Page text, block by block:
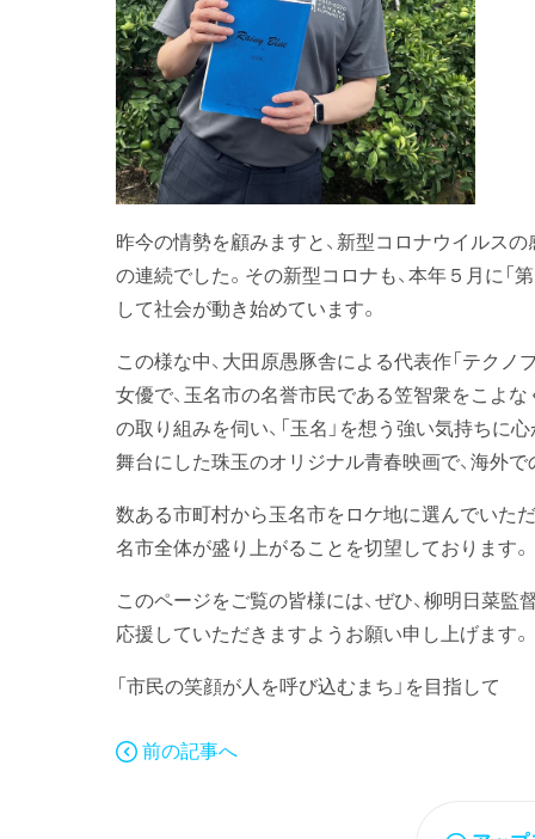
昨今の情勢を顧みますと、新型コロナウイルス
の連続でした。その新型コロナも、本年５月に「
して社会が動き始めています。
この様な中、大田原愚豚舎による代表作「テク
女優で、玉名市の名誉市民である笠智衆をこよ
の取り組みを伺い、「玉名」を想う強い気持ちに
舞台にした珠玉のオリジナル青春映画で、海外
数ある市町村から玉名市をロケ地に選んでいた
名市全体が盛り上がることを切望しております。
このページをご覧の皆様には、ぜひ、柳明日菜監
応援していただきますようお願い申し上げます。
「市民の笑顔が人を呼び込むまち」を目指して
前の記事へ